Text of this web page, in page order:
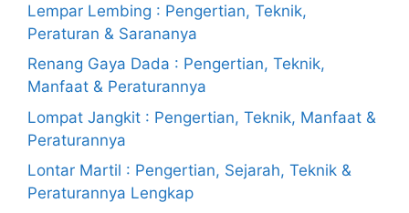
Lempar Lembing : Pengertian, Teknik,
Peraturan & Sarananya
Renang Gaya Dada : Pengertian, Teknik,
Manfaat & Peraturannya
Lompat Jangkit : Pengertian, Teknik, Manfaat &
Peraturannya
Lontar Martil : Pengertian, Sejarah, Teknik &
Peraturannya Lengkap